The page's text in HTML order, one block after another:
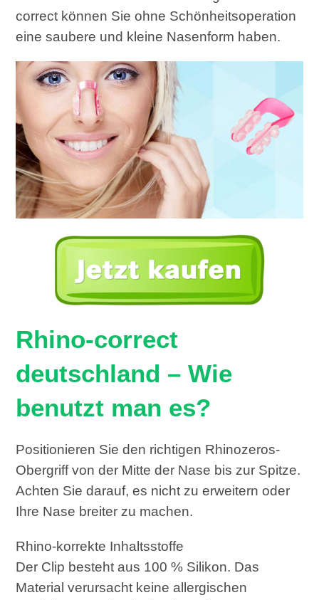
correct können Sie ohne Schönheitsoperation
eine saubere und kleine Nasenform haben.
Rhino-correct
deutschland – Wie
benutzt man es?
Positionieren Sie den richtigen Rhinozeros-
Obergriff von der Mitte der Nase bis zur Spitze.
Achten Sie darauf, es nicht zu erweitern oder
Ihre Nase breiter zu machen.
Rhino-korrekte Inhaltsstoffe
Der Clip besteht aus 100 % Silikon. Das
Material verursacht keine allergischen